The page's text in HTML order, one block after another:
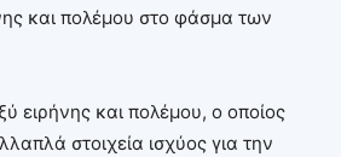
και πολέμου στο φάσμα των
ειρήνης και πολέμου, ο οποίος
στοιχεία ισχύος για την